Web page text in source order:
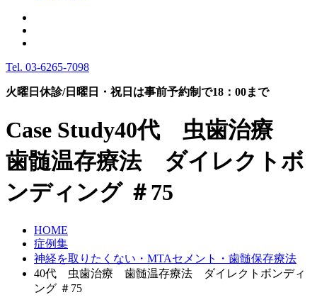
Tel. 03-6265-7098
火曜日休診/日曜日・祝日は事前予約制で18：00まで
Case Study40代 虫歯治療
歯髄温存療法 ダイレクトボ
ンディング ＃75
HOME
症例集
神経を取りたくない・MTAセメント・歯髄保存療法
40代 虫歯治療 歯髄温存療法 ダイレクトボンディ
ング ＃75